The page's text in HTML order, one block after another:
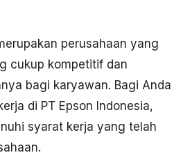
perusahaan yang
cukup kompetitif dan
bagi karyawan. Bagi Anda
di PT Epson Indonesia,
syarat kerja yang telah